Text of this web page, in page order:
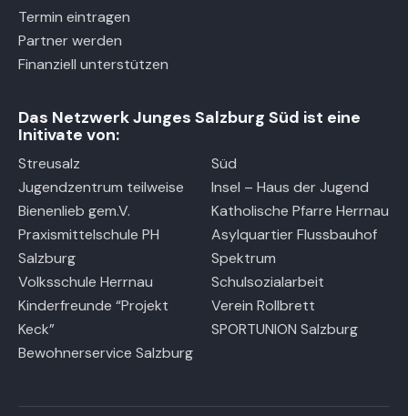
Termin eintragen
Partner werden
Finanziell unterstützen
Das Netzwerk Junges Salzburg Süd ist eine
Initivate von:
Streusalz
Jugendzentrum teilweise
Bienenlieb gem.V.
Praxismittelschule PH
Salzburg
Volksschule Herrnau
Kinderfreunde “Projekt
Keck”
Bewohnerservice Salzburg
Süd
Insel – Haus der Jugend
Katholische Pfarre Herrnau
Asylquartier Flussbauhof
Spektrum
Schulsozialarbeit
Verein Rollbrett
SPORTUNION Salzburg